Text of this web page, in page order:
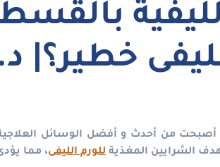
خطير؟|
أصبحت من أحدث و أفضل الوسائل
الشرايين المغذية للورم الليفى، مما